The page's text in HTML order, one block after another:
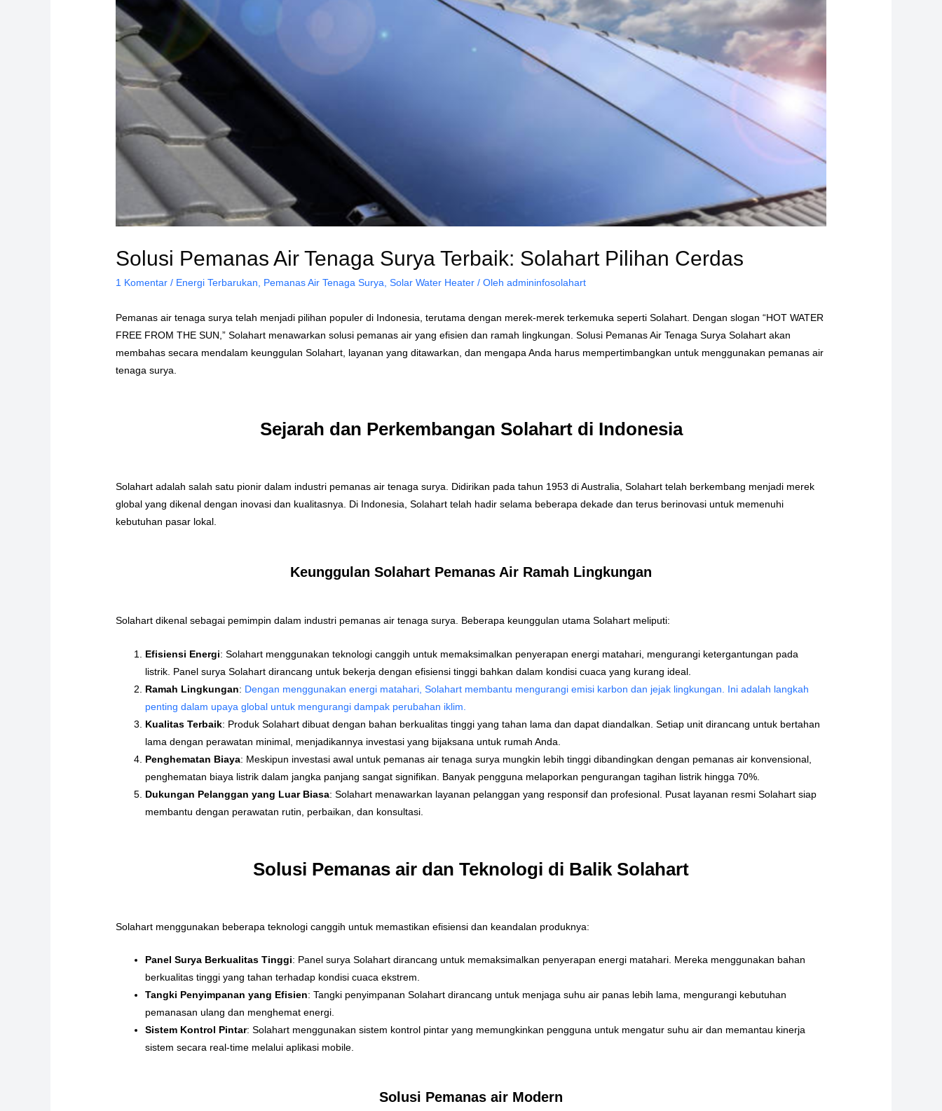
Solusi Pemanas Air Tenaga Surya Terbaik: Solahart Pilihan Cerdas
1 Komentar / Energi Terbarukan, Pemanas Air Tenaga Surya,Solar Water Heater / Olehadmininfosolahart
Pemanas air tenaga surya telah menjadi pilihan populer di Indonesia, terutama dengan merek-merek terkemuka seperti Solahart. Dengan slogan “HOT WATER
FREE FROM THE SUN,” Solahart menawarkan solusi pemanas air yang efisien dan ramah lingkungan. Solusi Pemanas Air Tenaga Surya Solahart akan
membahas secara mendalam keunggulan Solahart, layanan yang ditawarkan, dan mengapa Anda harus mempertimbangkan untuk menggunakan pemanas air
tenaga surya.
Sejarah dan Perkembangan Solahart di Indonesia
Solahart adalah salah satu pionir dalam industri pemanas air tenaga surya. Didirikan pada tahun 1953 di Australia, Solahart telah berkembang menjadi merek
global yang dikenal dengan inovasi dan kualitasnya. Di Indonesia, Solahart telah hadir selama beberapa dekade dan terus berinovasi untuk memenuhi
kebutuhan pasar lokal.
Keunggulan Solahart Pemanas Air Ramah Lingkungan
Solahart dikenal sebagai pemimpin dalam industri pemanas air tenaga surya. Beberapa keunggulan utama Solahart meliputi:
Efisiensi Energi: Solahart menggunakan teknologi canggih untuk memaksimalkan penyerapan energi matahari, mengurangi ketergantungan pada
listrik. Panel surya Solahart dirancang untuk bekerja dengan efisiensi tinggi bahkan dalam kondisi cuaca yang kurang ideal.
Ramah Lingkungan: Dengan menggunakan energi matahari, Solahart membantu mengurangi emisi karbon dan jejak lingkungan. Ini adalah langkah
penting dalam upaya global untuk mengurangi dampak perubahan iklim.
Kualitas Terbaik: Produk Solahart dibuat dengan bahan berkualitas tinggi yang tahan lama dan dapat diandalkan. Setiap unit dirancang untuk bertahan
lama dengan perawatan minimal, menjadikannya investasi yang bijaksana untuk rumah Anda.
Penghematan Biaya: Meskipun investasi awal untuk pemanas air tenaga surya mungkin lebih tinggi dibandingkan dengan pemanas air konvensional,
penghematan biaya listrik dalam jangka panjang sangat signifikan. Banyak pengguna melaporkan pengurangan tagihan listrik hingga 70%.
Dukungan Pelanggan yang Luar Biasa: Solahart menawarkan layanan pelanggan yang responsif dan profesional. Pusat layanan resmi Solahart siap
membantu dengan perawatan rutin, perbaikan, dan konsultasi.
Solusi Pemanas air dan Teknologi di Balik Solahart
Solahart menggunakan beberapa teknologi canggih untuk memastikan efisiensi dan keandalan produknya:
Panel Surya Berkualitas Tinggi: Panel surya Solahart dirancang untuk memaksimalkan penyerapan energi matahari. Mereka menggunakan bahan
berkualitas tinggi yang tahan terhadap kondisi cuaca ekstrem.
Tangki Penyimpanan yang Efisien: Tangki penyimpanan Solahart dirancang untuk menjaga suhu air panas lebih lama, mengurangi kebutuhan
pemanasan ulang dan menghemat energi.
Sistem Kontrol Pintar: Solahart menggunakan sistem kontrol pintar yang memungkinkan pengguna untuk mengatur suhu air dan memantau kinerja
sistem secara real-time melalui aplikasi mobile.
Solusi Pemanas air Modern